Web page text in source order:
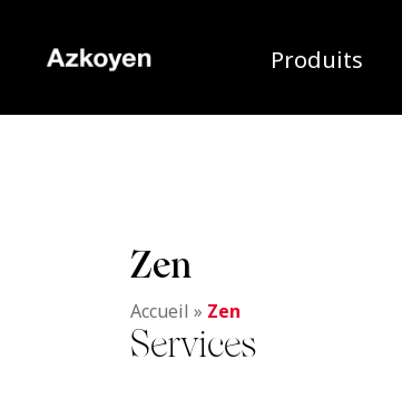
Produits
Zen
Accueil » Zen
Services